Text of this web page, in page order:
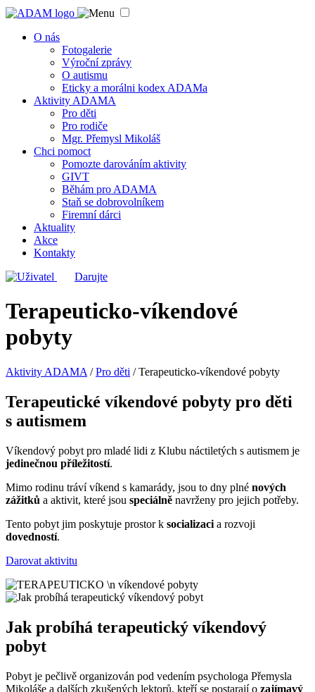
O nás
Fotogalerie
Výroční zprávy
O autismu
Eticky a morálni kodex ADAMa
Aktivity ADAMA
Pro děti
Pro rodiče
Mgr. Přemysl Mikoláš
Chci pomoct
Pomozte darováním aktivity
GIVT
Běhám pro ADAMA
Staň se dobrovolníkem
Firemní dárci
Aktuality
Akce
Kontakty
Darujte
Terapeuticko-víkendové
pobyty
Aktivity ADAMA /Pro děti /Terapeuticko-víkendové pobyty
Terapeutické víkendové pobyty pro děti
s autismem
Víkendový pobyt pro mladé lidi z Klubu náctiletých s autismem je
jedinečnou příležitostí.
Mimo rodinu tráví víkend s kamarády, jsou to dny plné nových
zážitků a aktivit, které jsou speciálně navrženy pro jejich potřeby.
Tento pobyt jim poskytuje prostor k socializaci a rozvoji
dovedností.
Darovat aktivitu
Jak probíhá terapeutický víkendový
pobyt
Pobyt je pečlivě organizován pod vedením psychologa Přemysla
Mikoláše a dalších zkušených lektorů, kteří se postarají o zajímavý